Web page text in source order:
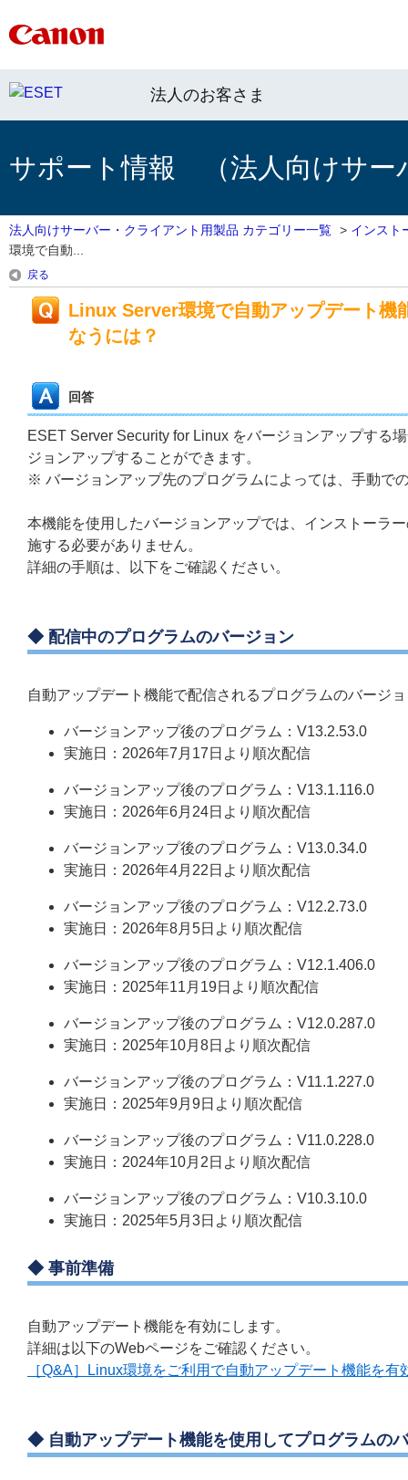
法人のお客さま
サポート情報 （法人向けサー
法人向けサーバー・クライアント用製品 カテゴリー一覧 > インスト
環境で自動...
戻る
Linux Server環境で自動アップデート機
なうには？
回答
ESET Server Security for Linux をバージョンアップする
ジョンアップすることができます。
※ バージョンアップ先のプログラムによっては、手動で
本機能を使用したバージョンアップでは、インストーラ
施する必要がありません。
詳細の手順は、以下をご確認ください。
◆ 配信中のプログラムのバージョン
自動アップデート機能で配信されるプログラムのバージ
バージョンアップ後のプログラム：V13.2.53.0
実施日：2026年7月17日より順次配信
バージョンアップ後のプログラム：V13.1.116.0
実施日：2026年6月24日より順次配信
バージョンアップ後のプログラム：V13.0.34.0
実施日：2026年4月22日より順次配信
バージョンアップ後のプログラム：V12.2.73.0
実施日：2026年8月5日より順次配信
バージョンアップ後のプログラム：V12.1.406.0
実施日：2025年11月19日より順次配信
バージョンアップ後のプログラム：V12.0.287.0
実施日：2025年10月8日より順次配信
バージョンアップ後のプログラム：V11.1.227.0
実施日：2025年9月9日より順次配信
バージョンアップ後のプログラム：V11.0.228.0
実施日：2024年10月2日より順次配信
バージョンアップ後のプログラム：V10.3.10.0
実施日：2025年5月3日より順次配信
◆ 事前準備
自動アップデート機能を有効にします。
詳細は以下のWebページをご確認ください。
［Q&A］Linux環境をご利用で自動アップデート機能を
◆ 自動アップデート機能を使用してプログラムの